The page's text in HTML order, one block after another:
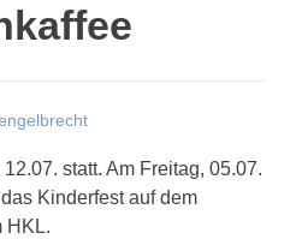
statt. Am Freitag, 05.07.
Kinderfest auf dem
HKL.